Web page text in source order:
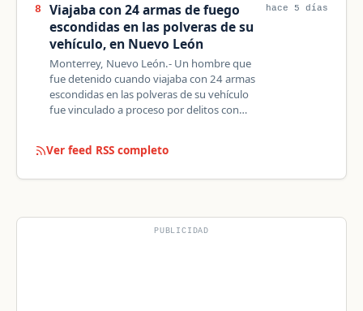
8
Viajaba con 24 armas de fuego
escondidas en las polveras de su
vehículo, en Nuevo León
Monterrey, Nuevo León.- Un hombre que
fue detenido cuando viajaba con 24 armas
escondidas en las polveras de su vehículo
fue vinculado a proceso por delitos con…
hace 5 días
Ver feed RSS completo
PUBLICIDAD